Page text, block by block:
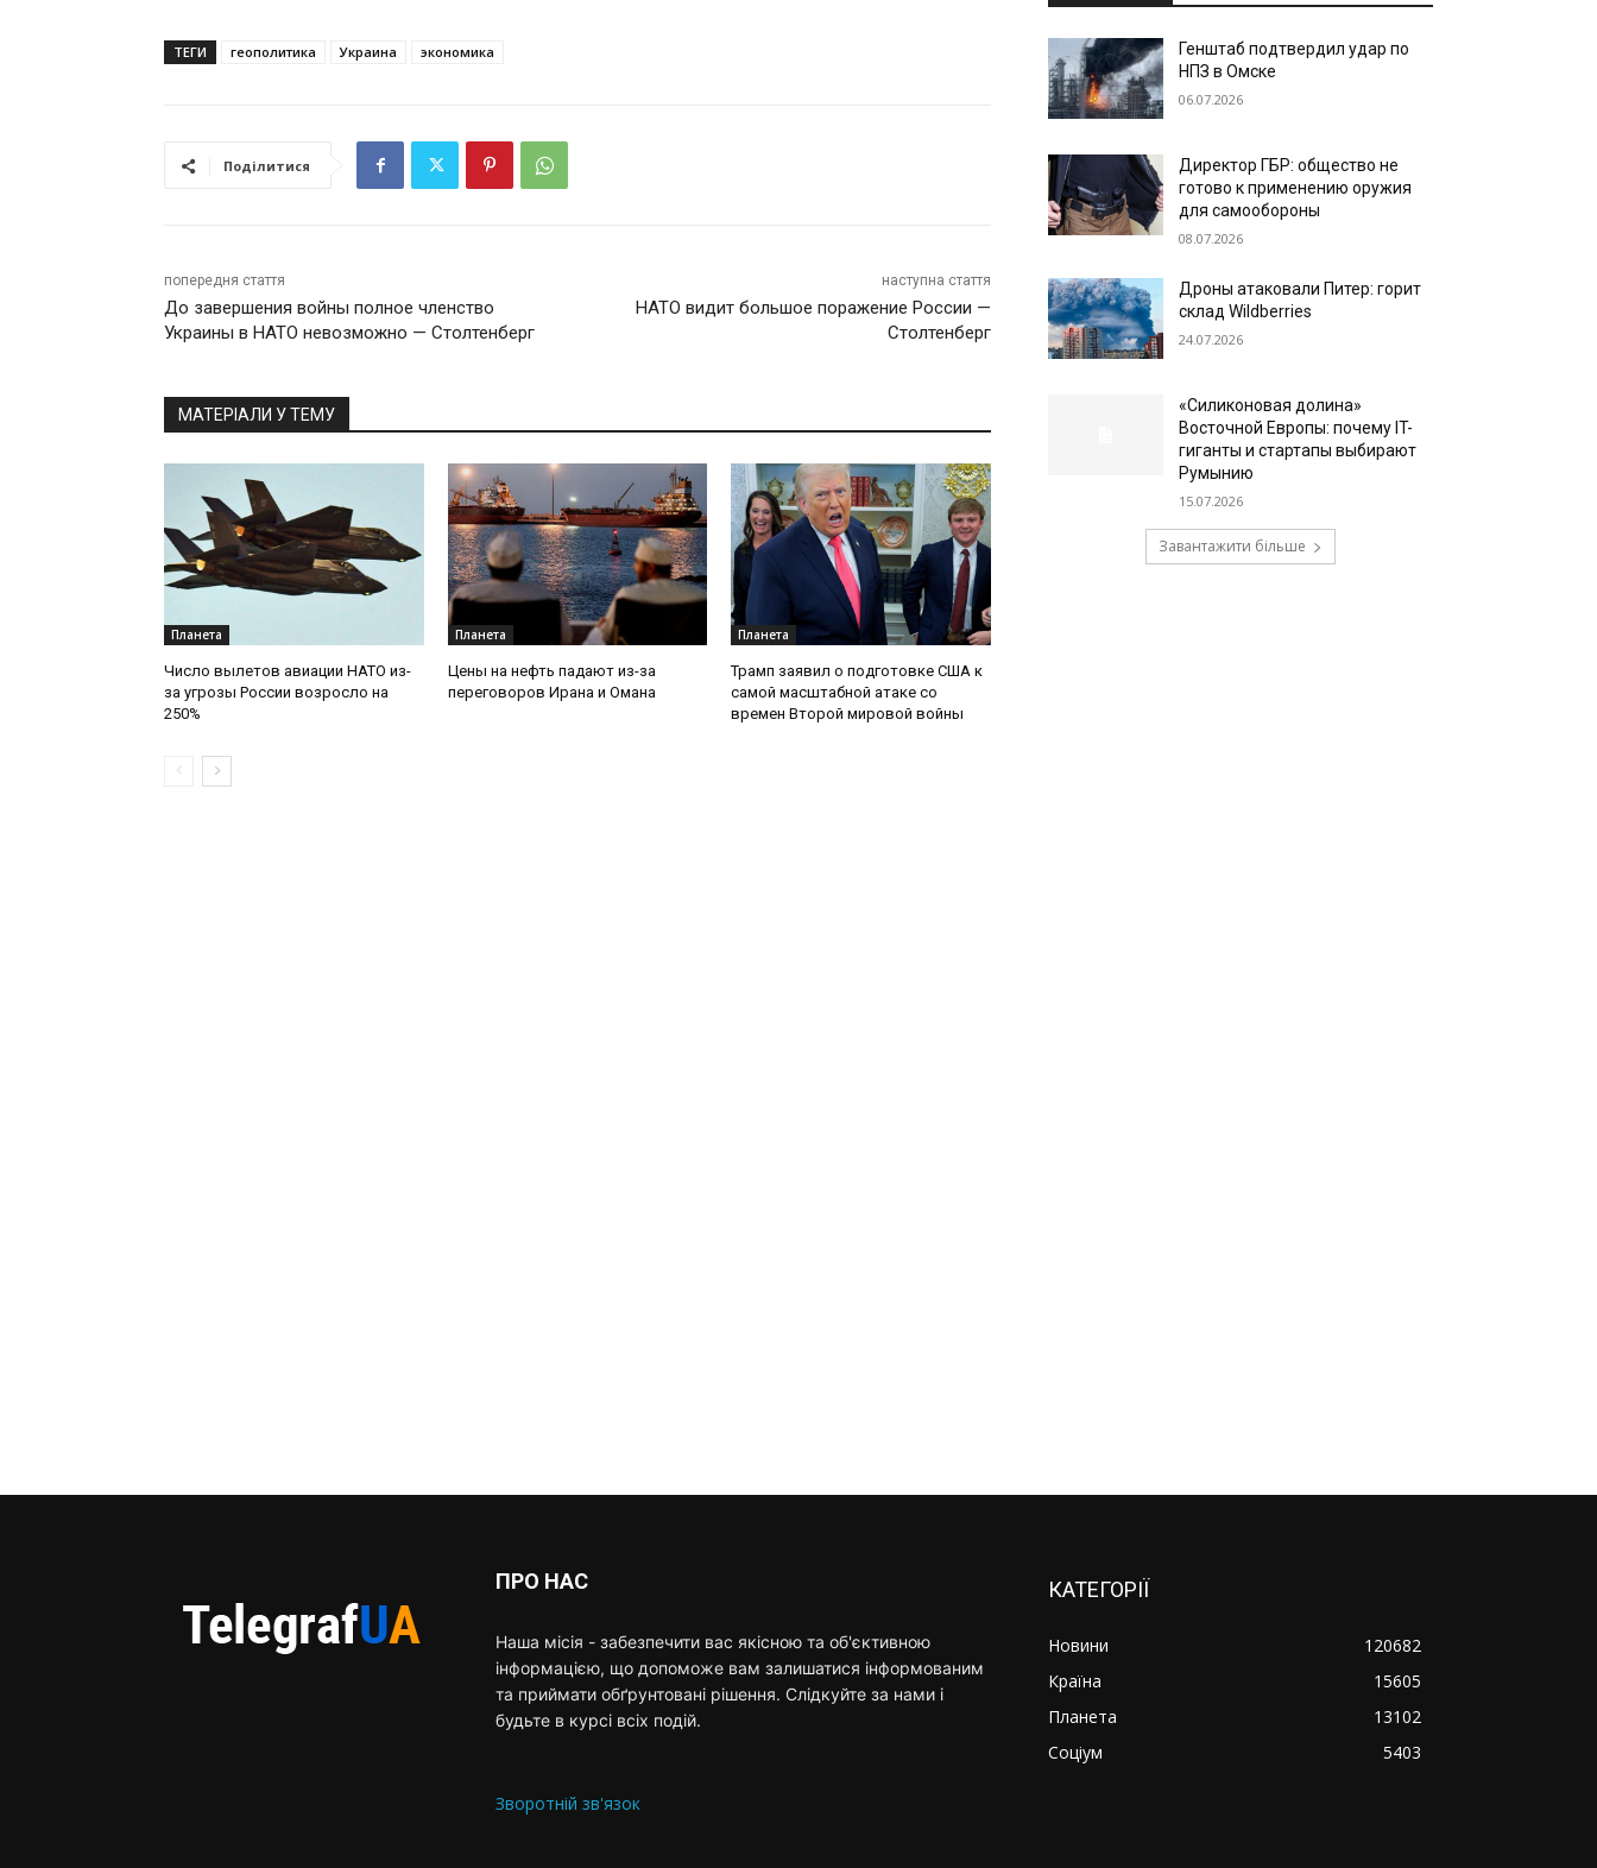
ТЕГИ геополитика Украина экономика
Поділитися
попередня стаття
До завершения войны полное членство
Украины в НАТО невозможно — Столтенберг
наступна стаття
НАТО видит большое поражение России —
Столтенберг
МАТЕРІАЛИ У ТЕМУ
Планета
Число вылетов авиации НАТО из-
за угрозы России возросло на
250%
Планета
Цены на нефть падают из-за
переговоров Ирана и Омана
Планета
Трамп заявил о подготовке США к
самой масштабной атаке со
времен Второй мировой войны
Генштаб подтвердил удар по
НПЗ в Омске
06.07.2026
Директор ГБР: общество не
готово к применению оружия
для самообороны
08.07.2026
Дроны атаковали Питер: горит
склад Wildberries
24.07.2026
«Силиконовая долина»
Восточной Европы: почему IT-
гиганты и стартапы выбирают
Румынию
15.07.2026
Завантажити більше
ПРО НАС
Наша місія - забезпечити вас якісною та об'єктивною
інформацією, що допоможе вам залишатися інформованим
та приймати обґрунтовані рішення. Слідкуйте за нами і
будьте в курсі всіх подій.
Зворотній зв'язок
КАТЕГОРІЇ
Новини
120682
Країна
15605
Планета
13102
Соціум
5403